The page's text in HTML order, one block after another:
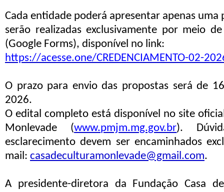
Cada entidade poderá apresentar apenas uma
serão realizadas exclusivamente por meio
(Google Forms), disponível no link:
https://acesse.one/CREDENCIAMENTO-02-
O prazo para envio das propostas será de
2026.
O edital completo está disponível no site
Monlevade (www.pmjm.mg.gov.br).
esclarecimento devem ser encaminhados
mail: casadeculturamonlevade@gmail.com.
A presidente-diretora da Fundação Casa